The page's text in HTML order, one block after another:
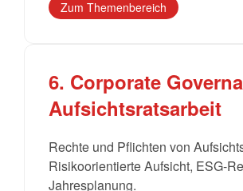
Zum Themenbereich
6. Corporate
Aufsichtsratsarbeit
Rechte und Pflichten von
Risikoorientierte Aufsicht, ESG-
Jahresplanung.